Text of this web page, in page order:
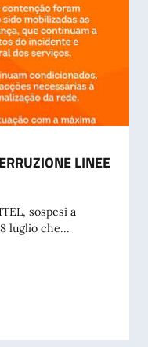
LINEE
sospesi a
luglio che...
LINEE